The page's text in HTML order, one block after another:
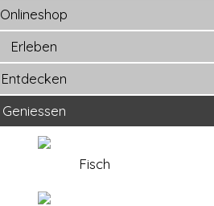
Onlineshop
Erleben
Entdecken
Geniessen
Fisch